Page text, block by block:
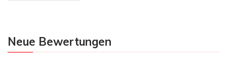
Neue Bewertungen